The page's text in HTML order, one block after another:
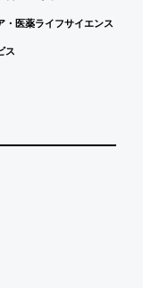
・医薬ライフサイエンス
ス